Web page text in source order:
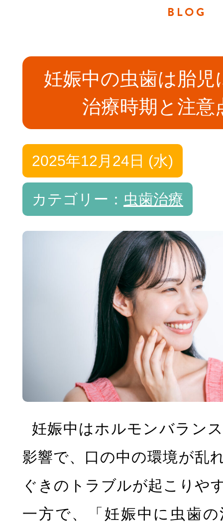
医院概要・アク
院内紹介
治療費について
虫歯治療
BLOG
妊娠中の虫歯は胎児
治療時期と注意
2025年12月24日 (水)
カテゴリー： 虫歯治療
妊娠中はホルモンバラン
影響で、口の中の環境が乱
ぐきのトラブルが起こりや
一方で、「妊娠中に虫歯